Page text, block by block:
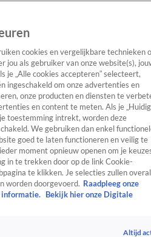
TV Algemeen
Tip
RealityCrimeVideo's
cookies en vergelijkbare technieken
jou als gebruiker van onze website(s),
je „Alle cookies accepteren” selecteert,
ingeschakeld om onze advertenties en
onze producten en diensten te
en content te meten. Als je
toestemming intrekt, worden deze
We gebruiken dan enkel
goed te laten functioneren en veilig te
moment opnieuw openen om je
in te trekken door op de link Cookie-
te klikken. Je selecties zullen overal
worden doorgevoerd. Raadpleeg onze
informatie.
Bekijk hier onze Digitale
Altijd